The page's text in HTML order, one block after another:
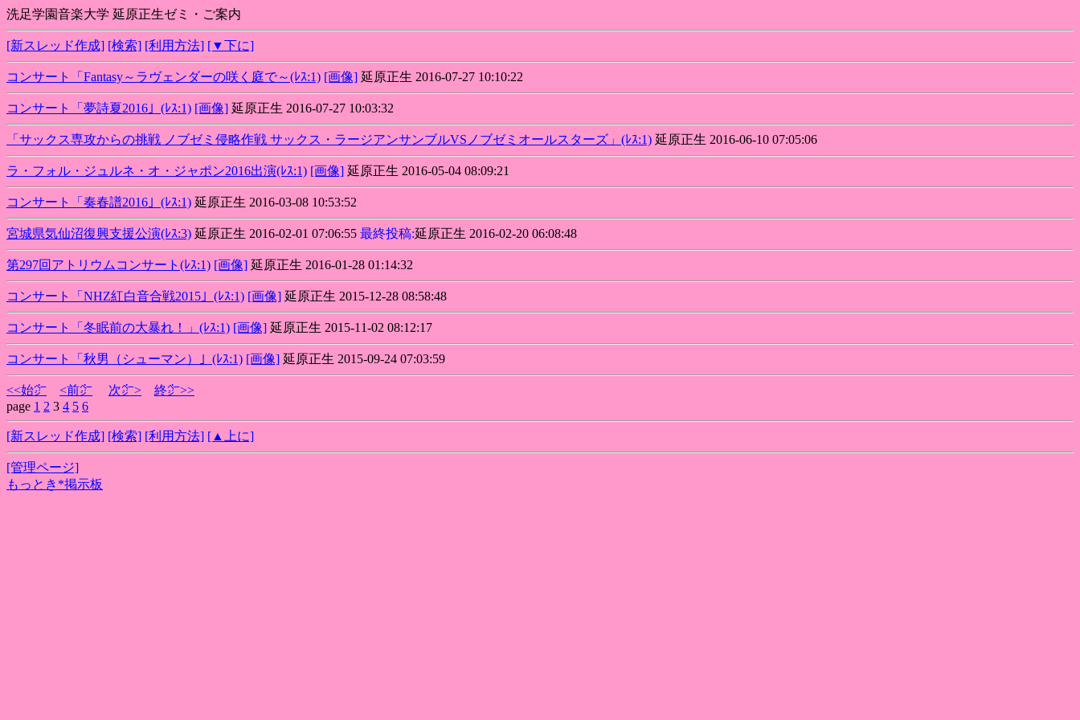
洗足学園音楽大学 延原正生ゼミ・ご案内
[新スレッド作成] [検索] [利用方法] [▼下に]
コンサート「Fantasy～ラヴェンダーの咲く庭で～(ﾚｽ:1) [画像] 延原正生 2016-07-27 10:10:22
コンサート「夢詩夏2016」(ﾚｽ:1) [画像] 延原正生 2016-07-27 10:03:32
「サックス専攻からの挑戦 ノブゼミ侵略作戦 サックス・ラージアンサンブルVSノブゼミオールスターズ」(ﾚｽ:1) 延原正生 2016-06-10 07:05:06
ラ・フォル・ジュルネ・オ・ジャポン2016出演(ﾚｽ:1) [画像] 延原正生 2016-05-04 08:09:21
コンサート「奏春譜2016」(ﾚｽ:1) 延原正生 2016-03-08 10:53:52
宮城県気仙沼復興支援公演(ﾚｽ:3) 延原正生 2016-02-01 07:06:55 最終投稿:延原正生 2016-02-20 06:08:48
第297回アトリウムコンサート(ﾚｽ:1) [画像] 延原正生 2016-01-28 01:14:32
コンサート「NHZ紅白音合戦2015」(ﾚｽ:1) [画像] 延原正生 2015-12-28 08:58:48
コンサート「冬眠前の大暴れ！」(ﾚｽ:1) [画像] 延原正生 2015-11-02 08:12:17
コンサート「秋男（シューマン）」(ﾚｽ:1) [画像] 延原正生 2015-09-24 07:03:59
<<始㌻ <前㌻ 次㌻>
終㌻>>
page 1 2 3 4 5 6
[新スレッド作成] [検索] [利用方法] [▲上に]
[管理ページ]
もっとき*掲示板